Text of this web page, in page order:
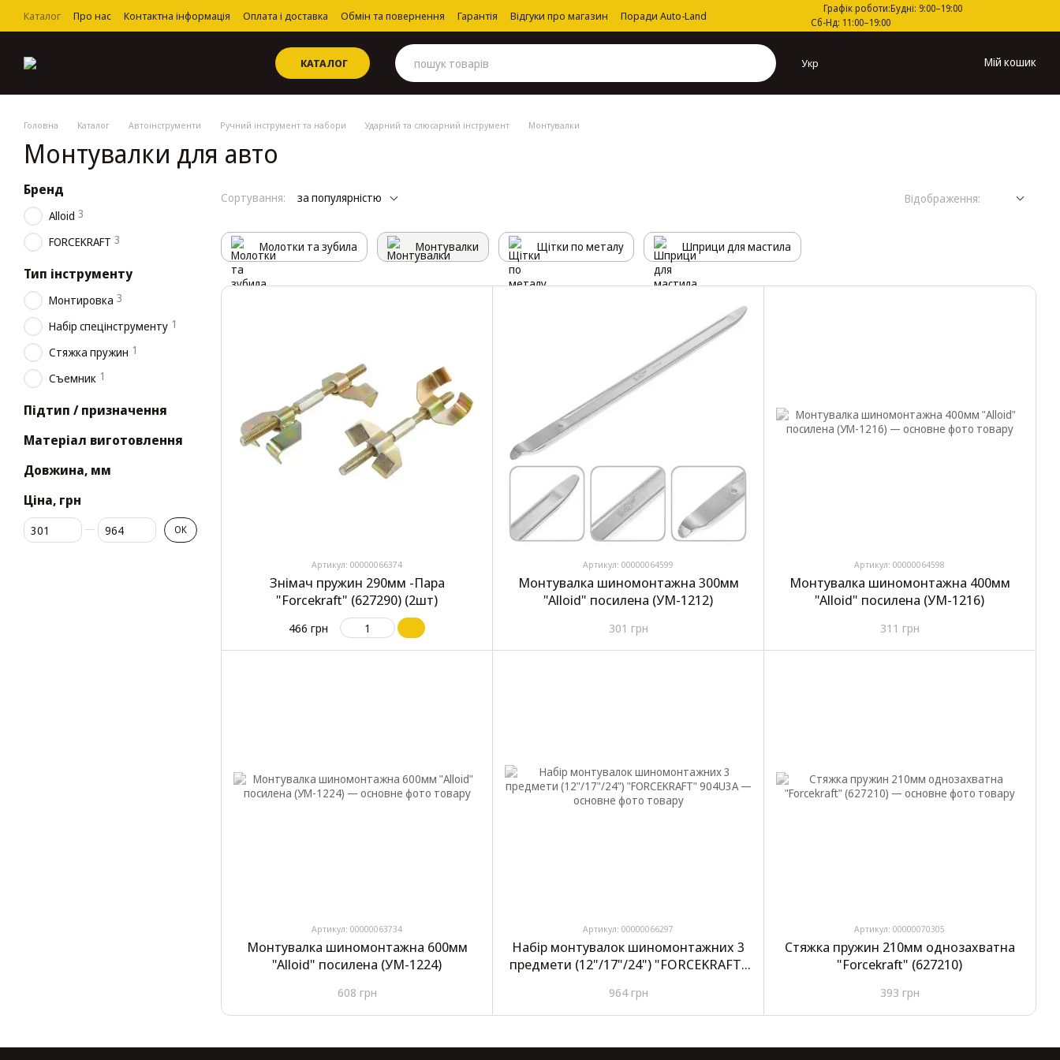
Перейти до основного контенту
Каталог Про нас Контактна інформація Оплата і доставка Обмін та повернення Гарантія Відгуки про магазин
Поради Auto-Land
Угода користувача
Графік роботи:Будні: 9:00–19:00
Сб-Нд: 11:00–19:00
КАТАЛОГ Укр Мій кошик
Головна Каталог Автоінструменти Ручний інструмент та набори Ударний та слюсарний інструмент Монтувалки
Монтувалки для авто
Сортування: за популярністю Відображення:
Молотки та зубила Монтувалки Щітки по металу Шприци для мастила
Артикул: 00000066374
Знімач пружин 290мм -Пара
"Forcekraft" (627290) (2шт)
466 грн
Артикул: 00000064599
Монтувалка шиномонтажна 300мм
"Alloid" посилена (УМ-1212)
301 грн
Артикул: 00000064598
Монтувалка шиномонтажна 400мм
"Alloid" посилена (УМ-1216)
311 грн
Артикул: 00000063734
Монтувалка шиномонтажна 600мм
"Alloid" посилена (УМ-1224)
608 грн
Артикул: 00000066297
Набір монтувалок шиномонтажних 3
предмети (12"/17"/24") "FORCEKRAFT"
964 грн
Артикул: 00000070305
Стяжка пружин 210мм однозахватна
"Forcekraft" (627210)
393 грн
Бренд
Alloid 3
FORCEKRAFT 3
Тип інструменту
Монтировка 3
Набір спецінструменту 1
Стяжка пружин 1
Съемник 1
Підтип / призначення
Матеріал виготовлення
Довжина, мм
Ціна, грн
Від Ціна, грн
До Ціна, грн ОК